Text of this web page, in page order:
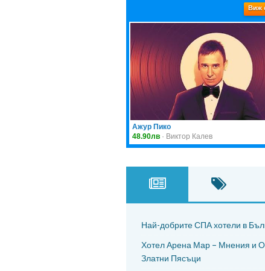
Най-добрите СПА хотели в
Хотел Арена Мар – Мнения и
Златни Пясъци